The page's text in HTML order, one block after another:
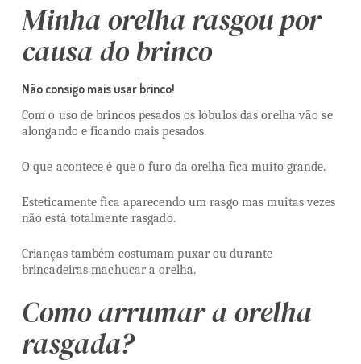
Minha orelha rasgou por
causa do brinco
Não consigo mais usar brinco!
Com o uso de brincos pesados os lóbulos das orelha vão se
alongando e ficando mais pesados.
O que acontece é que o furo da orelha fica muito grande.
Esteticamente fica aparecendo um rasgo mas muitas vezes
não está totalmente rasgado.
Crianças também costumam puxar ou durante
brincadeiras machucar a orelha.
Como arrumar a orelha
rasgada?